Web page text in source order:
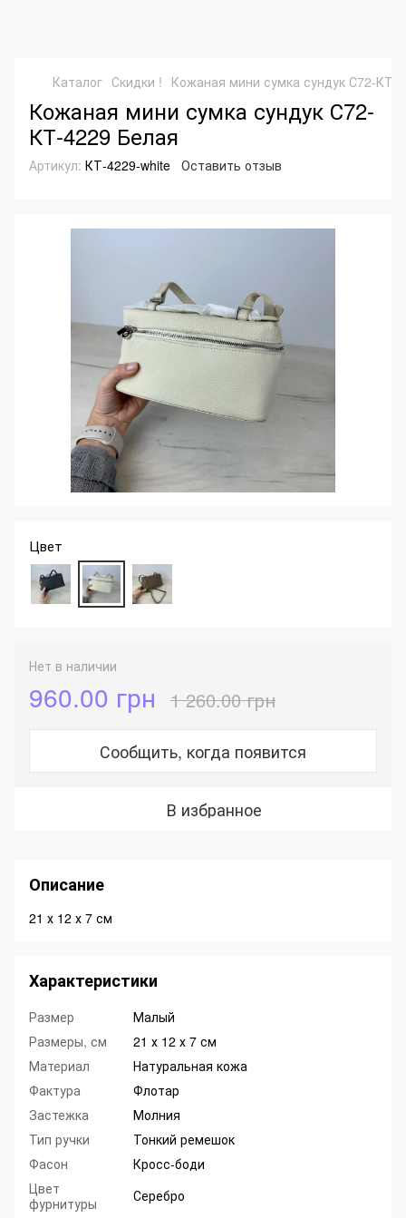
Каталог Скидки ! Кожаная мини сумка сундук С72-КТ-
Кожаная мини сумка сундук С72-
КТ-4229 Белая
Артикул: КТ-4229-white Оставить отзыв
Цвет
Нет в наличии
960.00 грн 1 260.00 грн
Сообщить, когда появится
В избранное
Описание
21 х 12 х 7 см
Характеристики
Размер
Малый
Размеры, см
21 х 12 х 7 см
Материал
Натуральная кожа
Фактура
Флотар
Застежка
Молния
Тип ручки
Тонкий ремешок
Фасон
Кросс-боди
Цвет
фурнитуры
Серебро